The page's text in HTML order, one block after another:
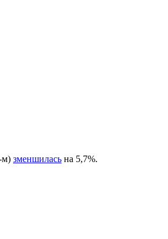
м) зменшилась на 5,7%.